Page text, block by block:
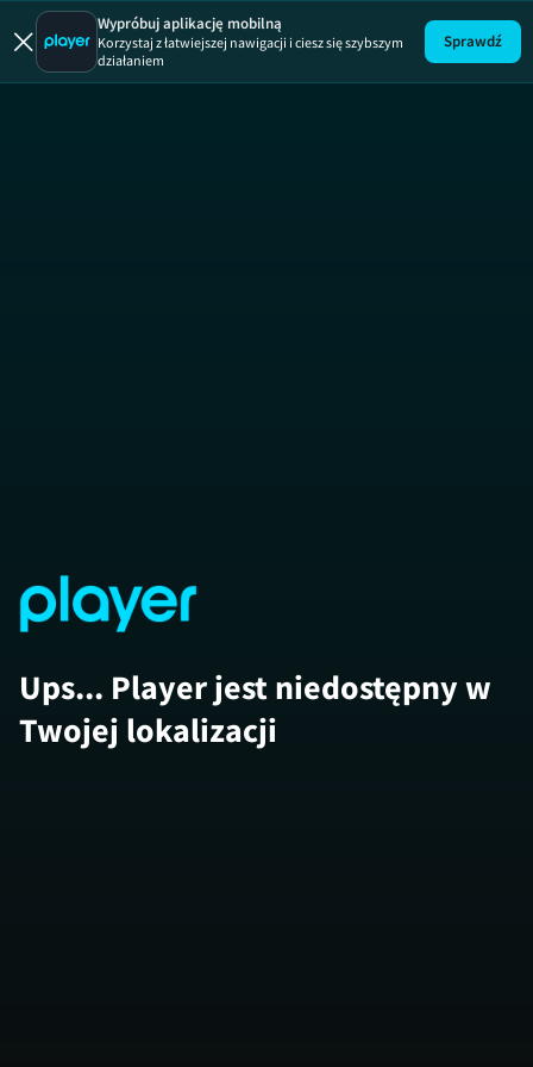
Wypróbuj aplikację mobilną
Korzystaj z łatwiejszej nawigacji i ciesz się szybszym
działaniem
Sprawdź
Ups... Player jest niedostępny w
Twojej lokalizacji